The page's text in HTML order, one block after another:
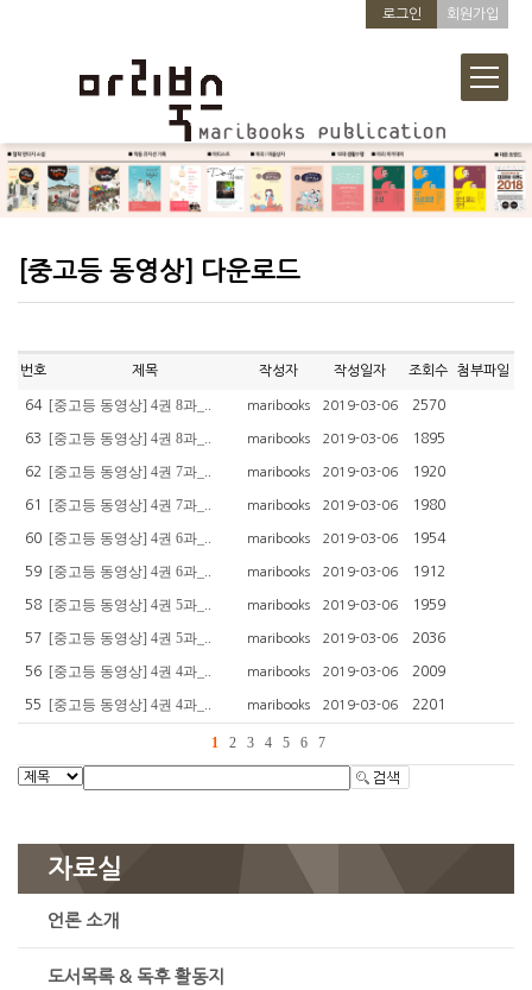
로그인 회원가입
[중고등 동영상] 다운로드
번호 제목 작성자 작성일자 조회수 첨부파일
64 [중고등 동영상] 4권 8과_.. maribooks 2019-03-06 2570
63 [중고등 동영상] 4권 8과_.. maribooks 2019-03-06 1895
62 [중고등 동영상] 4권 7과_.. maribooks 2019-03-06 1920
61 [중고등 동영상] 4권 7과_.. maribooks 2019-03-06 1980
60 [중고등 동영상] 4권 6과_.. maribooks 2019-03-06 1954
59 [중고등 동영상] 4권 6과_.. maribooks 2019-03-06 1912
58 [중고등 동영상] 4권 5과_.. maribooks 2019-03-06 1959
57 [중고등 동영상] 4권 5과_.. maribooks 2019-03-06 2036
56 [중고등 동영상] 4권 4과_.. maribooks 2019-03-06 2009
55 [중고등 동영상] 4권 4과_.. maribooks 2019-03-06 2201
1 2 3 4 5 6 7
자료실
언론 소개
도서목록 & 독후 활동지